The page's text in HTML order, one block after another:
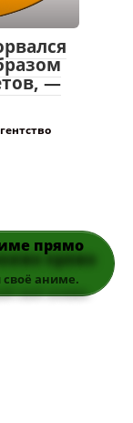
—
прямо
аниме.